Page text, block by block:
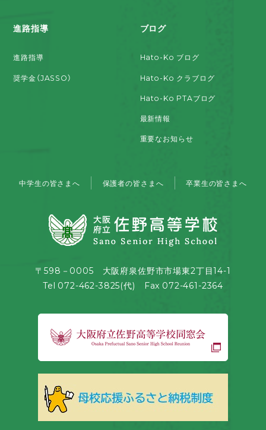
進路指導
進路指導
奨学金（JASSO）
ブログ
Hato-Ko ブログ
Hato-Ko クラブログ
Hato-Ko PTAブログ
最新情報
重要なお知らせ
中学生の皆さまへ 保護者の皆さまへ 卒業生の皆さまへ
〒598－0005 大阪府泉佐野市市場東2丁目14-1
Tel 072-462-3825(代) Fax 072-461-2364